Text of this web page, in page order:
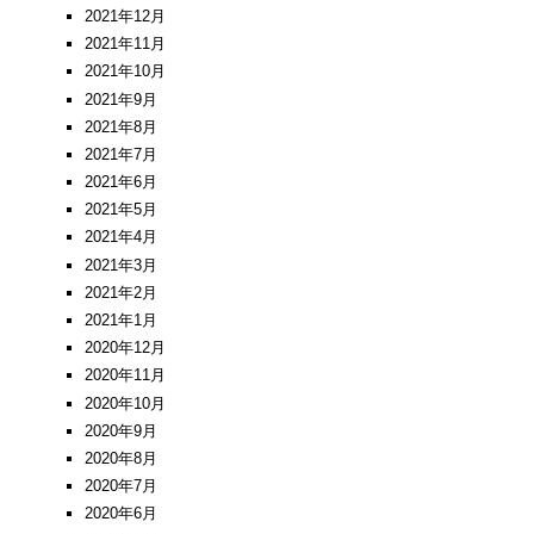
2021年12月
2021年11月
2021年10月
2021年9月
2021年8月
2021年7月
2021年6月
2021年5月
2021年4月
2021年3月
2021年2月
2021年1月
2020年12月
2020年11月
2020年10月
2020年9月
2020年8月
2020年7月
2020年6月